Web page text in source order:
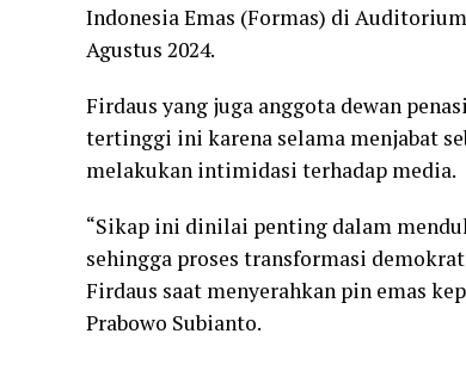
Indonesia Emas (Formas) di
Agustus 2024.
Firdaus yang juga anggota dewan
tertinggi ini karena selama menjabat
melakukan intimidasi terhadap media.
“Sikap ini dinilai penting dalam
sehingga proses transformasi
Firdaus saat menyerahkan pin emas
Prabowo Subianto.